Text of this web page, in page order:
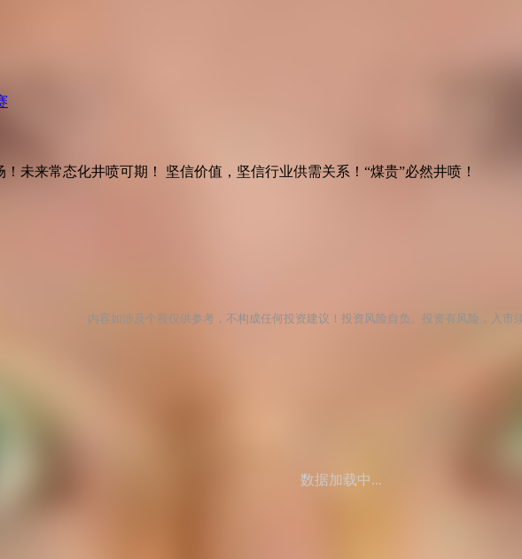
未来常态化井喷可期！ 坚信价值，坚信行业供需关系！“煤贵”必然井喷！
内容如涉及个股仅供参考，不构成任何投资建议！投资风险自负。投资有风险，入市
数据加载中...